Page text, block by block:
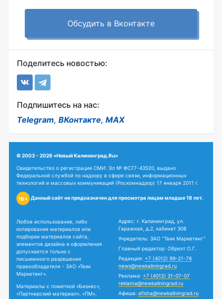
Обсудить в Вконтакте
Поделитесь новостью:
Подпишитесь на нас:
Telegram, ВКонтакте, MAX
© 2003 - 2026 «Новый Калининград.Ru»
Свидетельство о регистрации СМИ: Эл № ФС77-43520, выдано
Федеральной службой по надзору в сфере связи, информационных
технологий и массовых коммуникаций (Роскомнадзор) 17 января 2011 г.
18+ Данный сайт не предназначен для просмотра лицам младше 18 лет.
Любое использование, либо
копирование материалов или
подборки материалов сайта,
элементов дизайна и оформления
допускается только с
письменного разрешения
правообладателя - ЗАО «Твик
Маркетинг».
Материалы с пометкой «Бизнес»,
«Партнерский материал», «ПМ»,
Адрес: г. Калининград, ул.
Гаражная, д.2, кабинет 308
Учредитель: ЗАО "Твик Маркетинг"
Главный редактор: Обрехт О.Г.
Редакция: +7 (4012) 99-21-76
news@newkaliningrad.ru
Реклама: +7 (4012) 31-07-07
reklama@newkaliningrad.ru
Афиша: afisha@newkaliningrad.ru